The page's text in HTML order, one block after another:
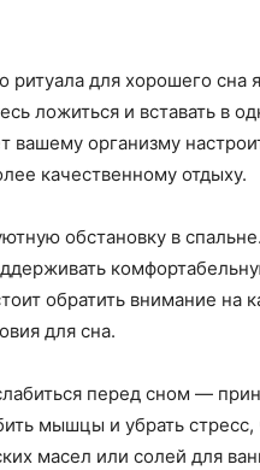
для хорошего сна
ложиться и вставать в
организму
качественному отдыху.
обстановку в
обратить внимание на
для сна.
перед сном —
мышцы и убрать
масел или солей для